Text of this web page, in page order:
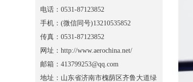
电话：0531-87123852
手机：(微信同号)13210535852
传真：0531-87123852
网址：http://www.aerochina.net/
邮箱：413799253@qq.com
地址：山东省济南市槐荫区齐鲁大道绿